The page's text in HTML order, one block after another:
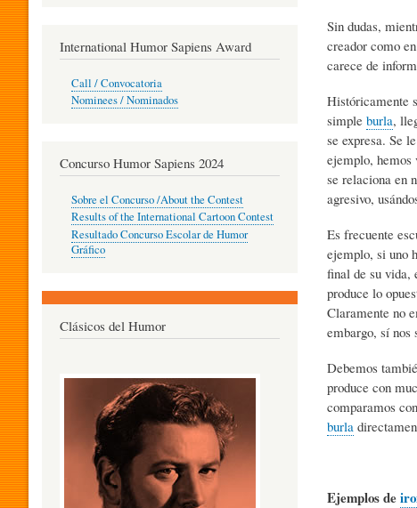
D
G
)
T
Í
Sin dudas,
creador como
carece de
Históricamente
simple burla,
se expresa. Se
ejemplo,
se relaciona en
agresivo,
Es frecuente
ejemplo, si uno
final de su vida,
produce lo
Claramente no
embargo, sí nos
Debemos
produce con
comparamos
burla
Ejemplos de
International Humor Sapiens Award
Call / Convocatoria
Nominees / Nominados
Concurso Humor Sapiens 2024
Sobre el Concurso /About the Contest
Results of the International Cartoon Contest
Resultado Concurso Escolar de Humor
Gráfico
Clásicos del Humor